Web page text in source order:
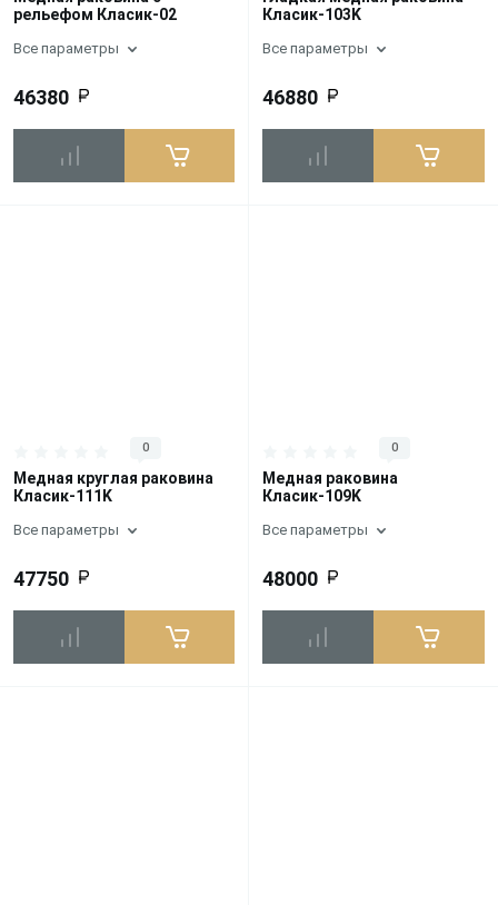
рельефом Класик-02
Все параметры
46380
Класик-103K
Все параметры
46880
0
Медная круглая раковина
Класик-111K
Все параметры
47750
0
Медная раковина
Класик-109K
Все параметры
48000